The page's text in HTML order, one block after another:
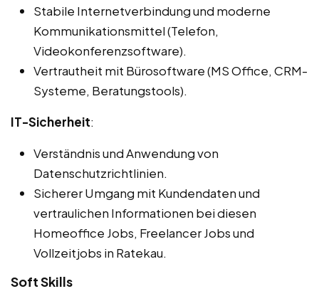
Stabile Internetverbindung und moderne
Kommunikationsmittel (Telefon,
Videokonferenzsoftware).
Vertrautheit mit Bürosoftware (MS Office, CRM-
Systeme, Beratungstools).
IT-Sicherheit:
Verständnis und Anwendung von
Datenschutzrichtlinien.
Sicherer Umgang mit Kundendaten und
vertraulichen Informationen bei diesen
Homeoffice Jobs, Freelancer Jobs und
Vollzeitjobs in Ratekau.
Soft Skills